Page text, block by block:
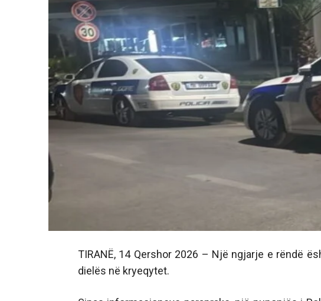
TIRANË, 14 Qershor 2026 – Një ngjarje e rëndë
dielës në kryeqytet.